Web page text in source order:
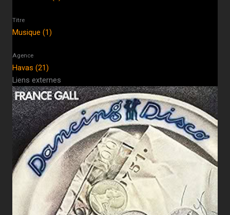
Titre
Musique (1)
Agence
Havas (21)
Liens externes